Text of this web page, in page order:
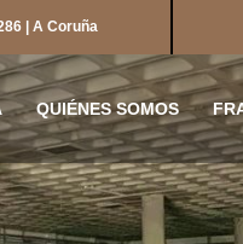
| A Coruña
QUIÉNES SOMOS